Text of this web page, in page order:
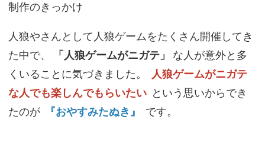
制作のきっかけ
人狼やさんとして人狼ゲームをたくさん開催してき
た中で、
「人狼ゲームがニガテ」
な人が意外と多
くいることに気づきました。
人狼ゲームがニガテ
な人でも楽しんでもらいたい という思いからでき
たのが
『おやすみたぬき』 です。